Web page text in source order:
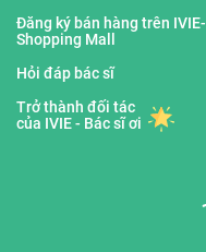
Đăng ký bán hàng trên IVIE-
Shopping Mall
Hỏi đáp bác sĩ
Trở thành đối tác
của IVIE - Bác sĩ ơi